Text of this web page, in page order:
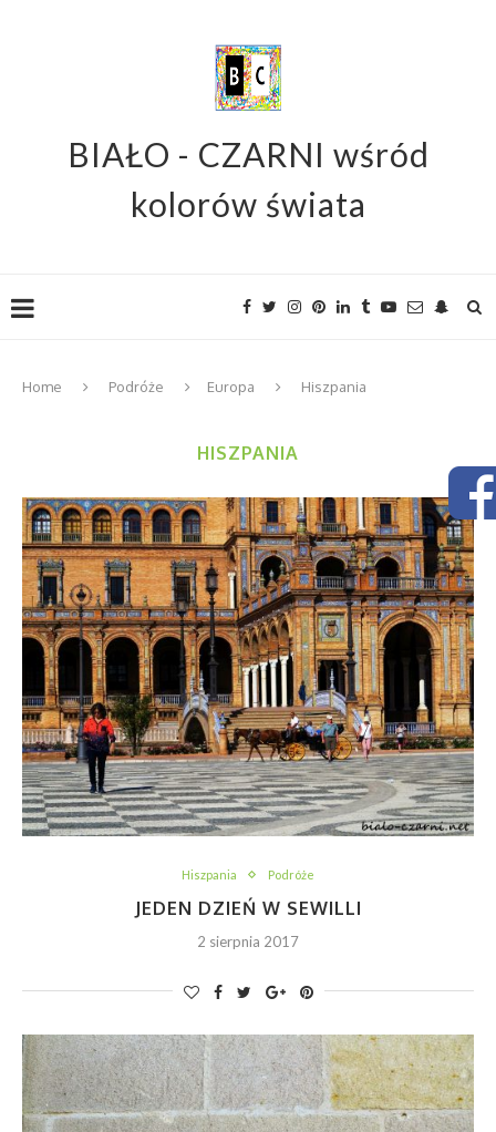
BIAŁO - CZARNI wśród
kolorów świata
Home Podróże Europa Hiszpania
HISZPANIA
Hiszpania Podróże
JEDEN DZIEŃ W SEWILLI
2 sierpnia 2017